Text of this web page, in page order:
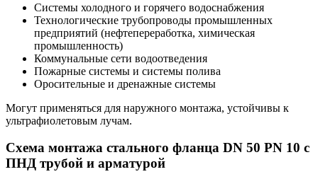
Системы холодного и горячего водоснабжения
Технологические трубопроводы промышленных
предприятий (нефтепереработка, химическая
промышленность)
Коммунальные сети водоотведения
Пожарные системы и системы полива
Оросительные и дренажные системы
Могут применяться для наружного монтажа, устойчивы к
ультрафиолетовым лучам.
Схема монтажа стального фланца DN 50 PN 10 с
ПНД трубой и арматурой